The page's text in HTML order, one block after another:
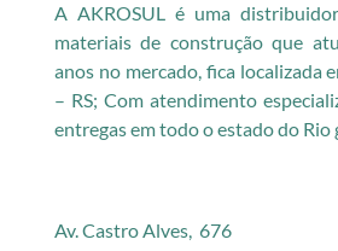
A AKROSUL é uma
materiais de construção que
anos no mercado, fica localizada
– RS; Com atendimento
entregas em todo o estado do Rio
Av. Castro Alves, 676